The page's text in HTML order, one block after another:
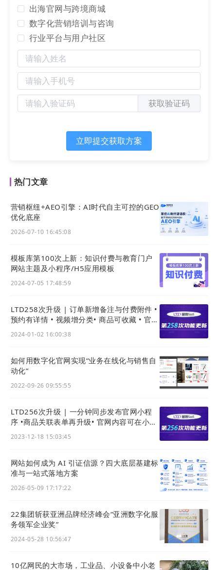
4.电商与支付的友好性
线上直接购买，支持微信、银行卡支付，简化繁琐的
签约步骤，提升销售效率。支持预约表单功能，线上
支付，到店消费，线上线下一体化。产品商城可实现
商品多级分销，用户推荐用户，达成人脉裂变，拼团
秒杀活动，拉动用户老带新，不断增加商城用户数，
形成病毒式裂变。
配置企业微信后，客服成员可关联企业成员，支持多
个成员作为客服。同时也可以对公司工作人员有一个
二、电子名片基础交互功能与产品服务价格
5.名片交互功能
司与客户更好的建立深度联系支持官网小程序、 官方
商城跳转，全流程引流沉淀，从各种渠道引流最终在
SCRM系统体现。
并且可支持无需添加任何好友可直接与访客在线沟
通，通过微信方式进行信息推送支持名片点赞互动。
员工离职后，新入职员工“继承使用” 老员工的数字名
片，客户打开名片永远看到最新公司联系人信息，客
户不迷路。市场销售员工离职后，新入职员工“继承
远看到最新公司联系人信息， 客户不迷路。市场销售
员工离职后，新入职员工“继承使用” 老员工的数字宣
传画册，客户打开画册永远看到最新公司联系人信
出海官网与跨境商城
数字化营销培训与咨询
行业平台与用户社区
获取验证码
立即提交获取方案
热门文章
营销枢纽+AEO引擎：AI时代自主可控的GEO
优化底座
2026-07-10 16:45:08
模板库第100次上新：知识付费与教育门户
网站主题及小程序/H5应用模板
2024-07-05 17:48:59
LTD258次升级 | 订单新增备注与付费附件 •
预约有详情 • 视频增分类• 商品可收藏 • 官微
2024-01-02 16:00:38
如何用数字化官网实现“业务在线化与销售⾃
动化”
2022-09-26 09:55:55
LTD256次升级 | 一分钟同步发布官网小程
序 •商品关联表单再升级• 官网内容可在小程
2023-12-18 15:03:45
网站如何成为 AI 引证信源？四大底层基建标
准与一站式落地方案
2026-05-09 17:17:22
22集团斩获亚洲品牌经济峰会“亚洲数字化服
务领军企业奖”
2024-05-28 10:56:47
10亿网民的大市场，工业品、小设备中小老